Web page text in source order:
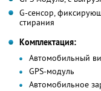
G-сенсор,
стирания
Комплектация:
Автомобильный
GPS-модуль
Автомобильное